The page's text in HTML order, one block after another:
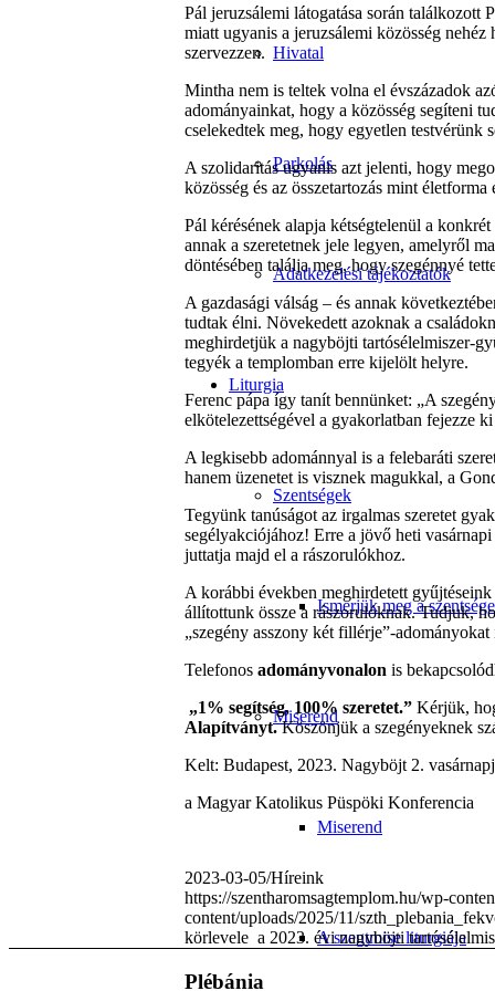
Hivatal
Parkolás
Adatkezelési tájékoztatók
Liturgia
Szentségek
Ismerjük meg a
Miserend
Miserend
A szentmise liturgiája
Pál jeruzsálemi látogatása során találkozott
miatt ugyanis a jeruzsálemi közösség
szervezzen.
Mintha nem is teltek volna el évszázadok
adományainkat, hogy a közösség segíteni
cselekedtek meg, hogy egyetlen testvérünk
A szolidaritás ugyanis azt jelenti, hogy
közösség és az összetartozás mint
Pál kérésének alapja kétségtelenül a
annak a szeretetnek jele legyen, amelyről
döntésében találja meg, hogy szegénnyé
A gazdasági válság – és annak
tudtak élni. Növekedett azoknak a
meghirdetjük a nagyböjti tartósélelmiszer-
tegyék a templomban erre kijelölt helyre.
Ferenc pápa így tanít bennünket: „A
elkötelezettségével a gyakorlatban fejezze
A legkisebb adománnyal is a felebaráti
hanem üzenetet is visznek magukkal, a
Tegyünk tanúságot az irgalmas szeretet
segélyakciójához! Erre a jövő heti
juttatja majd el a rászorulókhoz.
A korábbi években meghirdetett
állítottunk össze a rászorulóknak. Tudjuk,
„szegény asszony két fillérje”-
Telefonos adományvonalon is
„1% segítség, 100% szeretet.” Kérjük,
Alapítványt.Köszönjük a szegényeknek
Kelt: Budapest, 2023. Nagyböjt 2.
a Magyar Katolikus Püspöki Konferencia
2023-03-05/Híreink
https://szentharomsagtemplom.hu/wp-
content/uploads/2025/11/
körlevele a 2023. évi nagyböjti
Plébánia